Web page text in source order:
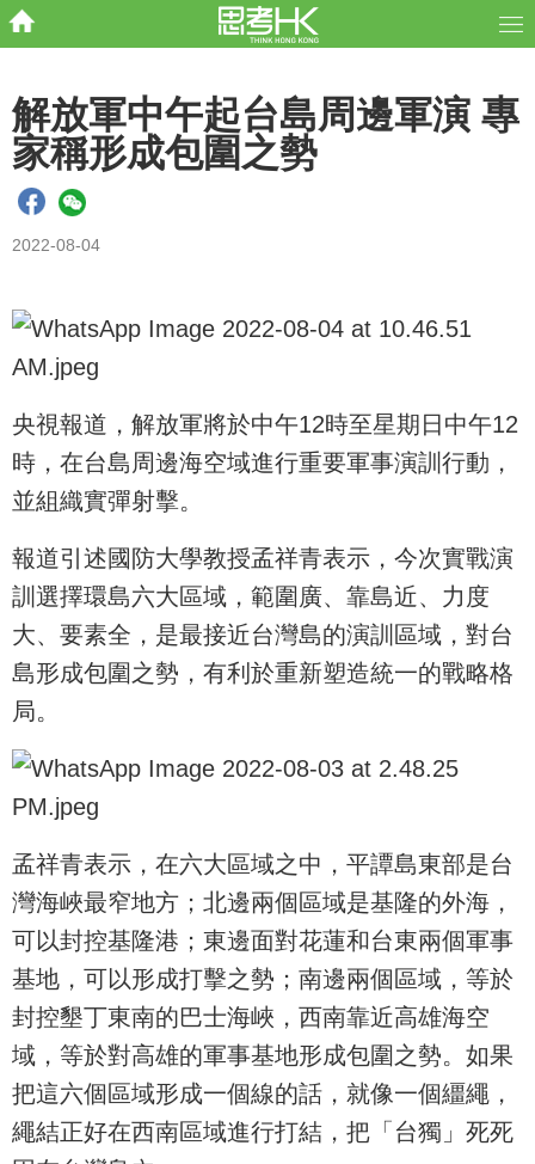
解放軍中午起台島周邊軍演 專
家稱形成包圍之勢
2022-08-04
央視報道，解放軍將於中午12時至星期日中午12
時，在台島周邊海空域進行重要軍事演訓行動，
並組織實彈射擊。
報道引述國防大學教授孟祥青表示，今次實戰演
訓選擇環島六大區域，範圍廣、靠島近、力度
大、要素全，是最接近台灣島的演訓區域，對台
島形成包圍之勢，有利於重新塑造統一的戰略格
局。
孟祥青表示，在六大區域之中，平譚島東部是台
灣海峽最窄地方；北邊兩個區域是基隆的外海，
可以封控基隆港；東邊面對花蓮和台東兩個軍事
基地，可以形成打擊之勢；南邊兩個區域，等於
封控墾丁東南的巴士海峽，西南靠近高雄海空
域，等於對高雄的軍事基地形成包圍之勢。如果
把這六個區域形成一個線的話，就像一個繮繩，
繩結正好在西南區域進行打結，把「台獨」死死